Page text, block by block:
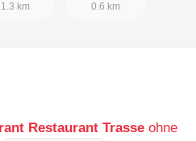
1.3 km
0.6 km
Restaurant Trasse ohne